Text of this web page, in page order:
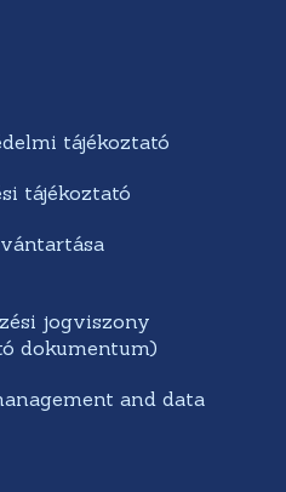
tájékoztató
tájékoztató
jogviszony
dokumentum)
and data